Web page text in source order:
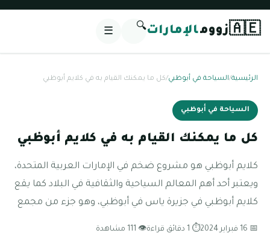
🇦🇪زوومالإمارات🔍
☰
الرئيسية/السياحة في أبوظبي/كل ما يمكنك القيام به في كلايم أبوظبي
السياحة في أبوظبي
كل ما يمكنك القيام به في كلايم أبوظبي
كلايم أبوظبي هو مشروع ضخم في الإمارات العربية المتحدة،
ويعتبر أحد أهم المعالم السياحية والثقافية في البلاد كما يقع
كلايم أبوظبي في جزيرة ياس في أبوظبي، وهو جزء من مجمع
📅 16 فبراير 2024 ⏱ 1 دقائق قراءة 👁 111 مشاهدة